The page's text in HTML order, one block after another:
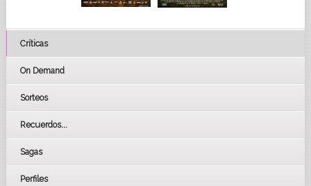
Críticas
On Demand
Sorteos
Recuerdos...
Sagas
Perfiles